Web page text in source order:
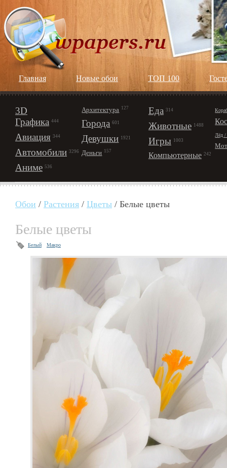
Главная Новые обои ТОП 100
3D
Графика 444
Авиация 344
Автомобили 3296
Аниме 536
Архитектура 127
Города 601
Девушки 1921
Деньги 157
Еда 314
Животные 1488
Игры 1003
Компьютерные 242
Лёд
Обои / Растения / Цветы / Белые цветы
Белые цветы
Белый Макро